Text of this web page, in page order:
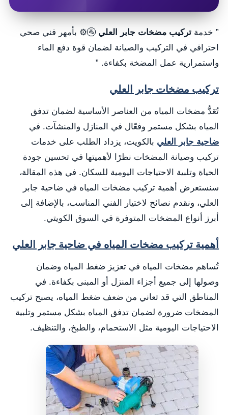
” خدمة تركيب مضخات جابر العلي 🚰⚙️ بأمهر فني صحي
احترافي في التركيب والصيانة لضمان قوة دفع الماء
واستمرارية عمل المضخة بكفاءة. ”
تركيب مضخات جابر العلي
تُعَدُّ مضخات المياه من العناصر الأساسية لضمان تدفق
المياه بشكل مستمر وفعّال في المنازل والمنشآت. في
ضاحية جابر العلي بالكويت، يزداد الطلب على خدمات
تركيب وصيانة المضخات نظرًا لأهميتها في تحسين جودة
الحياة وتلبية الاحتياجات اليومية للسكان. في هذه المقالة،
سنستعرض أهمية تركيب مضخات المياه في ضاحية جابر
العلي، ونقدم نصائح لاختيار الفني المناسب، بالإضافة إلى
أبرز أنواع المضخات المتوفرة في السوق الكويتي.
أهمية تركيب مضخات المياه في ضاحية جابر العلي
تُساهم مضخات المياه في تعزيز ضغط المياه وضمان
وصولها إلى جميع أجزاء المنزل أو المبنى بكفاءة. في
المناطق التي قد تعاني من ضعف ضغط المياه، يصبح تركيب
المضخات ضرورة لضمان تدفق المياه بشكل مستمر وتلبية
الاحتياجات اليومية مثل الاستحمام، والطبخ، والتنظيف.